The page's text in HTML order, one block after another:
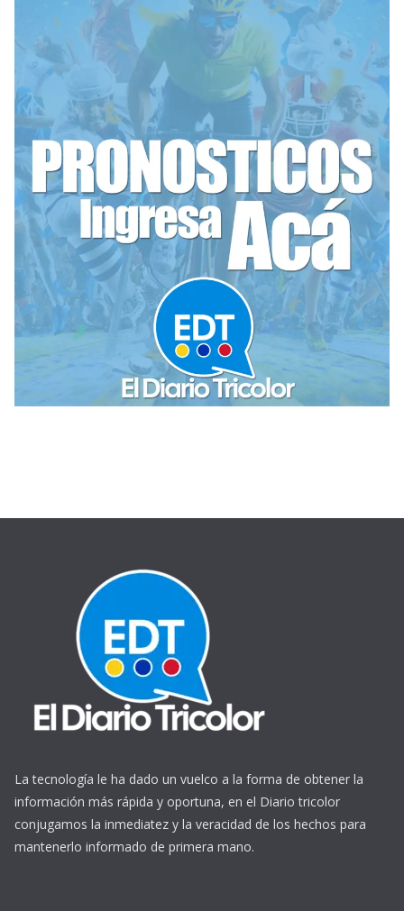
La tecnología le ha dado un vuelco a la forma de obtener la
información más rápida y oportuna, en el Diario tricolor
conjugamos la inmediatez y la veracidad de los hechos para
mantenerlo informado de primera mano.